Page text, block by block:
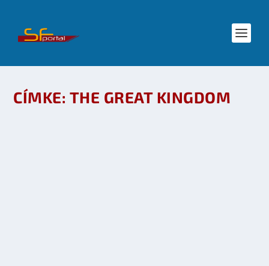
CÍMKE: THE GREAT KINGDOM